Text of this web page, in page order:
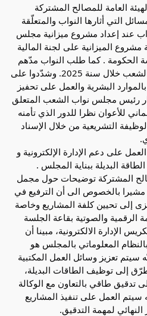
العامة للمصالح المشتركة
التي أثارها النواب والمتعلّقة
عند إعداد مشروع ميزانية مجلس
الميزانية على لجنة المالية
الحكومة . كما طلب النواب مدّهم
بتقييم لميزانية المجلس نواب الشعب خلال سنة 2025. وشدّدوا على
بالموارد البشرية والعمل على تحفيز
رئيس مجلس نواب الشعب المتعلق
للأعوان نظرا للدور الذي تأمنه
التشريعية من خلال الإسناد
على دعم الإدارة الإلكترونية و
البديلة ببناية المجلس .
المشتركة توضيحات حول مجمل
بالخصوص الى أن الترفيع في
إلى تحيين كلفة المشاريع وخاصة
والصوتية بقاعة الجلسة
الإدارة الالكترونية، مبينا أن
المعلوماتي بالمجلس هو
سيتم تعزيز وسائل العمل المكتبية
إلى توظيف الطاقات البديلة،
تدقيق طاقي بالتعاون مع الوكالة
سيتم العمل على تنفيذ المشاريع
لمهمة التدقيق.